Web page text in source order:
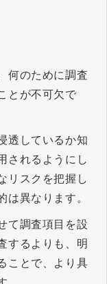
何のために調査
とが不可欠で
透しているか知
されるようにし
リスクを把握し
は異なります。
て調査項目を設
するよりも、明
ことで、より具